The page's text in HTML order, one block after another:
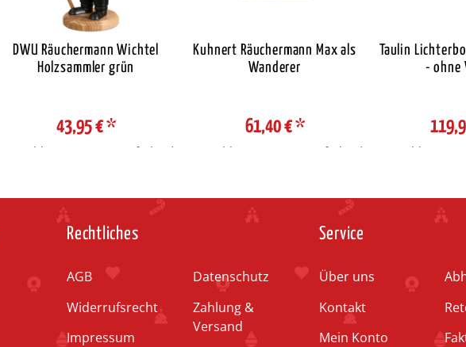
DWU Räuchermann Wichtel
Holzsammler grün
43,95 €*
Auswahl Steuerzone / Lieferland
Kuhnert Räuchermann Max als
Wanderer
61,40 €*
Auswahl Steuerzone / Lieferland
Taulin
- ohne
Auswahl
Rechtliches
AGB
Widerrufsrecht
Impressum
Datenschutz
Zahlung &
Versand
Service
Über uns
Kontakt
Mein Konto